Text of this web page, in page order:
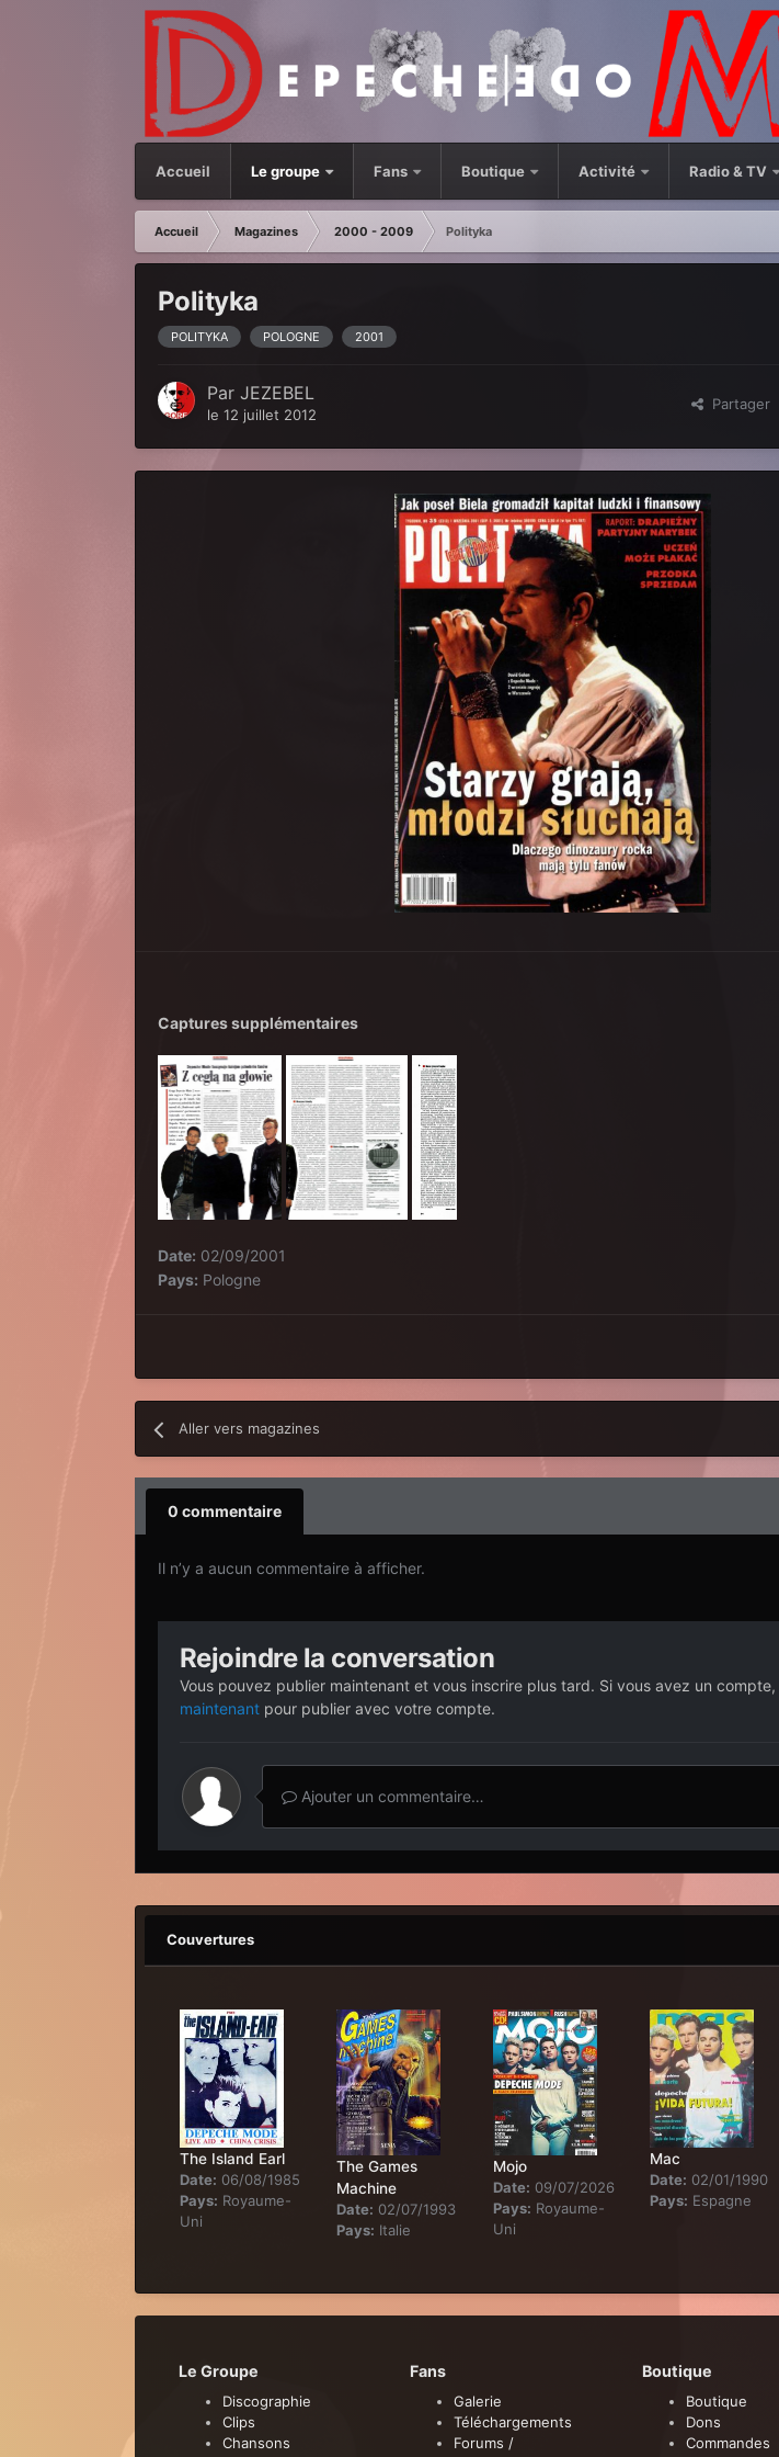
Accueil Le groupe Fans Boutique Activité Radio & TV
Accueil Magazines 2000 - 2009
Polityka
Polityka
POLITYKA POLOGNE 2001
Par JEZEBEL
le 12 juillet 2012
Partager
Captures supplémentaires
Date: 02/09/2001
Pays: Pologne
Aller vers magazines
0 commentaire
Il n’y a aucun commentaire à afficher.
Rejoindre la conversation
Vous pouvez publier maintenant et vous inscrire plus tard. Si vous avez un compte,
maintenantpour publier avec votre compte.
Ajouter un commentaire…
Couvertures
The Island Earl
Date: 06/08/1985
Pays: Royaume-
Uni
The Games
Machine
Date: 02/07/1993
Pays: Italie
Mojo
Date: 09/07/2026
Pays: Royaume-
Uni
Mac
Date: 02/01/1990
Pays: Espagne
Le Groupe
Discographie
Clips
Chansons
Fans
Galerie
Téléchargements
Forums /
Boutique
Boutique
Dons
Commandes